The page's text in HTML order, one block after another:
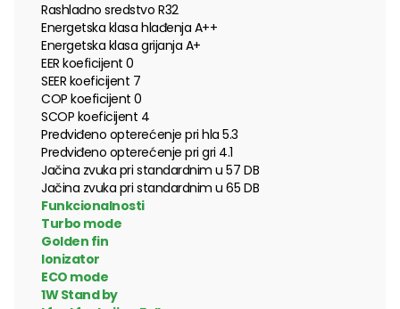
Rashladno sredstvo R32
Energetska klasa hlađenja A++
Energetska klasa grijanja A+
EER koeficijent 0
SEER koeficijent 7
COP koeficijent 0
SCOP koeficijent 4
Predviđeno opterećenje pri hla 5.3
Predviđeno opterećenje pri gri 4.1
Jačina zvuka pri standardnim u 57 DB
Jačina zvuka pri standardnim u 65 DB
Funkcionalnosti
Turbo mode
Golden fin
Ionizator
ECO mode
1W Stand by